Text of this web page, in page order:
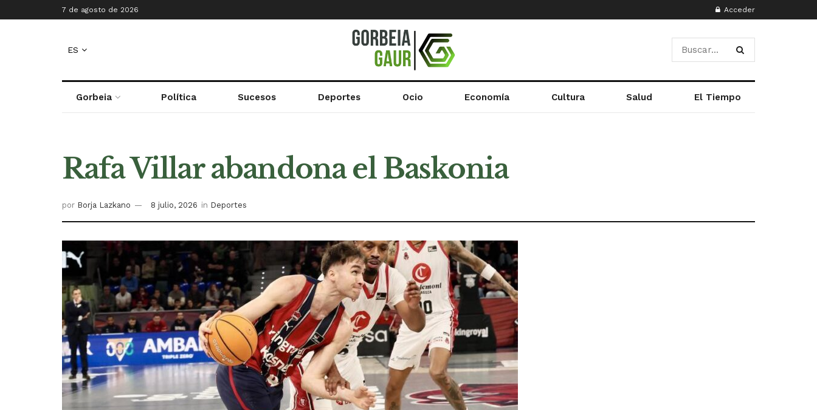
7 de agosto de 2026 Acceder
ES
Gorbeia Política Sucesos Deportes Ocio Economía Cultura Salud El Tiempo
Rafa Villar abandona el Baskonia
por Borja Lazkano 8 julio, 2026 in Deportes